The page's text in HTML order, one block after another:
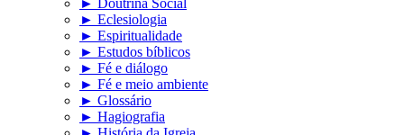
► Doutrina Social
► Eclesiologia
► Espiritualidade
► Estudos bíblicos
► Fé e diálogo
► Fé e meio ambiente
► Glossário
► Hagiografia